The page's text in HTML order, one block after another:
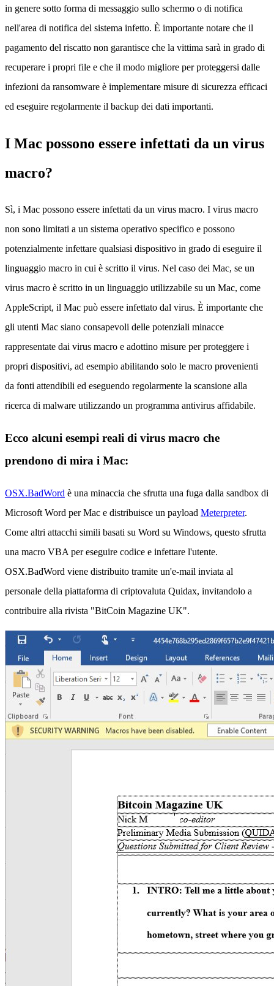
in genere sotto forma di messaggio sullo schermo o di notifica
nell'area di notifica del sistema infetto. È importante notare che il
pagamento del riscatto non garantisce che la vittima sarà in grado di
recuperare i propri file e che il modo migliore per proteggersi dalle
infezioni da ransomware è implementare misure di sicurezza efficaci
ed eseguire regolarmente il backup dei dati importanti.
I Mac possono essere infettati da un virus
macro?
Sì, i Mac possono essere infettati da un virus macro. I virus macro
non sono limitati a un sistema operativo specifico e possono
potenzialmente infettare qualsiasi dispositivo in grado di eseguire il
linguaggio macro in cui è scritto il virus. Nel caso dei Mac, se un
virus macro è scritto in un linguaggio utilizzabile su un Mac, come
AppleScript, il Mac può essere infettato dal virus. È importante che
gli utenti Mac siano consapevoli delle potenziali minacce
rappresentate dai virus macro e adottino misure per proteggere i
propri dispositivi, ad esempio abilitando solo le macro provenienti
da fonti attendibili ed eseguendo regolarmente la scansione alla
ricerca di malware utilizzando un programma antivirus affidabile.
Ecco alcuni esempi reali di virus macro che
prendono di mira i Mac:
OSX.BadWord è una minaccia che sfrutta una fuga dalla sandbox di
Microsoft Word per Mac e distribuisce un payload Meterpreter.
Come altri attacchi simili basati su Word su Windows, questo sfrutta
una macro VBA per eseguire codice e infettare l'utente.
OSX.BadWord viene distribuito tramite un'e-mail inviata al
personale della piattaforma di criptovaluta Quidax, invitandolo a
contribuire alla rivista "BitCoin Magazine UK".